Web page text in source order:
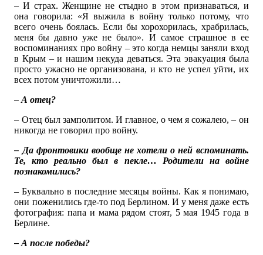
– И страх. Женщине не стыдно в этом признаваться, и
она говорила: «Я выжила в войну только потому, что
всего очень боялась. Если бы хорохорилась, храбрилась,
меня бы давно уже не было». И самое страшное в ее
воспоминаниях про войну – это когда немцы заняли вход
в Крым – и нашим некуда деваться. Эта эвакуация была
просто ужасно не организована, и кто не успел уйти, их
всех потом уничтожили…
– А отец?
– Отец был замполитом. И главное, о чем я сожалею, – он
никогда не говорил про войну.
– Да фронтовики вообще не хотели о ней вспоминать.
Те, кто реально был в пекле… Родители на войне
познакомились?
– Буквально в последние месяцы войны. Как я понимаю,
они поженились где-то под Берлином. И у меня даже есть
фотография: папа и мама рядом стоят, 5 мая 1945 года в
Берлине.
– А после победы?